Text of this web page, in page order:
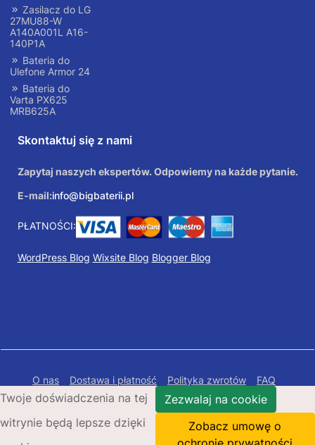
Zasilacz do LG
27MU88-W
A140A001L A16-
140P1A
Bateria do
Ulefone Armor 24
Bateria do
Varta PX625
MRB625A
Skontaktuj się z nami
Zapytaj naszych ekspertów. Odpowiemy na każde pytanie.
E-mail:info@bigbaterii.pl
PŁATNOŚCI:
WordPress Blog Wixsite Blog Blogger Blog
O nas Dostawa i płatność Polityka zwrotów
FAQ
Polityka prywatności
Mapa Strony
Copyright © 2026 Bigbaterii.pl. Wszelkie prawa
zastrzeżone.
Twoje doświadczenia na tej
witrynie będą lepsze dzięki
Zezwalaj na cookie
Zobacz umowę o